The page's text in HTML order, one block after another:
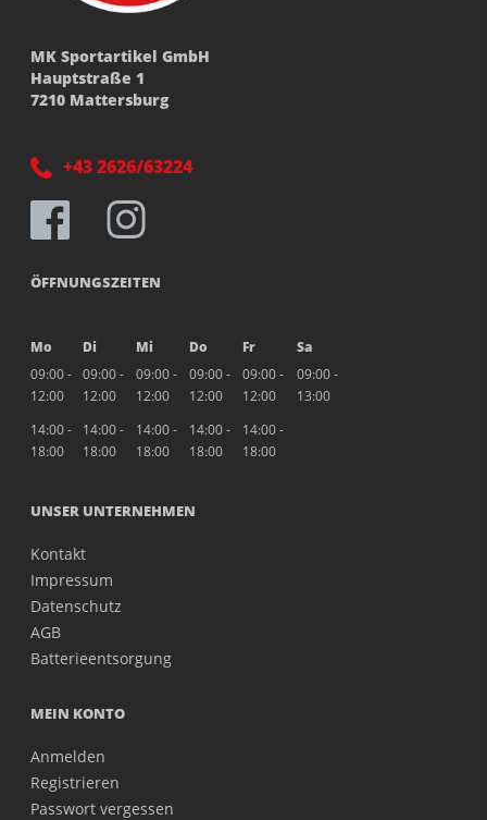
MK Sportartikel GmbH
Hauptstraße 1
7210 Mattersburg
+43 2626/63224
ÖFFNUNGSZEITEN
Mo Di Mi Do Fr
Sa
09:00 -
12:00
09:00 -
12:00
09:00 -
12:00
09:00 -
12:00
09:00 -
12:00
09:00 -
13:00
14:00 -
18:00
14:00 -
18:00
14:00 -
18:00
14:00 -
18:00
14:00 -
18:00
UNSER UNTERNEHMEN
Kontakt
Impressum
Datenschutz
AGB
Batterieentsorgung
MEIN KONTO
Anmelden
Registrieren
Passwort vergessen